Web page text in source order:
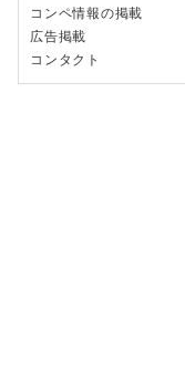
コンペ情報の掲載
広告掲載
コンタクト